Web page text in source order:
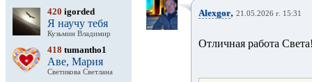
420 igorded
Я научу тебя
Кузьмин Владимир
418 tumantho1
Аве, Мария
Светикова Светлана
Alexgor, 21.05.2026 г. 15:31
Отличная работа